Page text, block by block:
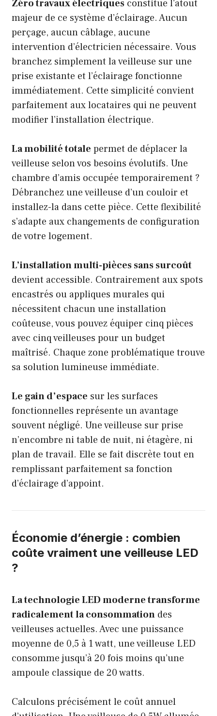
Zéro travaux électriques constitue l’atout
majeur de ce système d’éclairage. Aucun
perçage, aucun câblage, aucune
intervention d’électricien nécessaire. Vous
branchez simplement la veilleuse sur une
prise existante et l’éclairage fonctionne
immédiatement. Cette simplicité convient
parfaitement aux locataires qui ne peuvent
modifier l’installation électrique.
La mobilité totale permet de déplacer la
veilleuse selon vos besoins évolutifs. Une
chambre d’amis occupée temporairement ?
Débranchez une veilleuse d’un couloir et
installez-la dans cette pièce. Cette flexibilité
s’adapte aux changements de configuration
de votre logement.
L’installation multi-pièces sans surcoût
devient accessible. Contrairement aux spots
encastrés ou appliques murales qui
nécessitent chacun une installation
coûteuse, vous pouvez équiper cinq pièces
avec cinq veilleuses pour un budget
maîtrisé. Chaque zone problématique trouve
sa solution lumineuse immédiate.
Le gain d’espace sur les surfaces
fonctionnelles représente un avantage
souvent négligé. Une veilleuse sur prise
n’encombre ni table de nuit, ni étagère, ni
plan de travail. Elle se fait discrète tout en
remplissant parfaitement sa fonction
d’éclairage d’appoint.
Économie d’énergie : combien
coûte vraiment une veilleuse LED
?
La technologie LED moderne transforme
radicalement la consommation des
veilleuses actuelles. Avec une puissance
moyenne de 0,5 à 1 watt, une veilleuse LED
consomme jusqu’à 20 fois moins qu’une
ampoule classique de 20 watts.
Calculons précisément le coût annuel